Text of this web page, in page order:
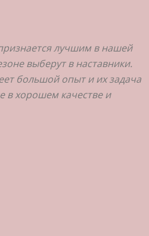
лучшим в нашей
выберут в наставники.
большой опыт и их задача
в хорошем качестве и